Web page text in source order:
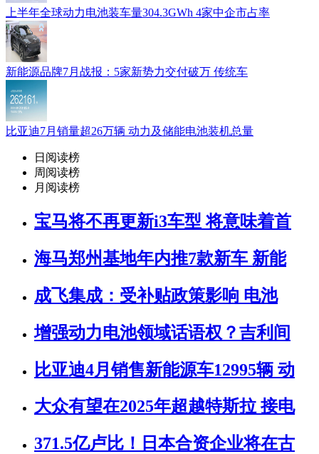
上半年全球动力电池装车量304.3GWh 4家中企市占率
新能源品牌7月战报：5家新势力交付破万 传统车
比亚迪7月销量超26万辆 动力及储能电池装机总量
日阅读榜
周阅读榜
月阅读榜
宝马将不再更新i3车型 将意味着首
海马郑州基地年内推7款新车 新能
成飞集成：受补贴政策影响 电池
增强动力电池领域话语权？吉利间
比亚迪4月销售新能源车12995辆 动
大众有望在2025年超越特斯拉 接电
371.5亿卢比！日本合资企业将在古